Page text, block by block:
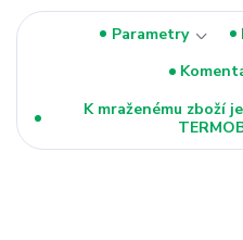
Parametry
K mraženému zboží